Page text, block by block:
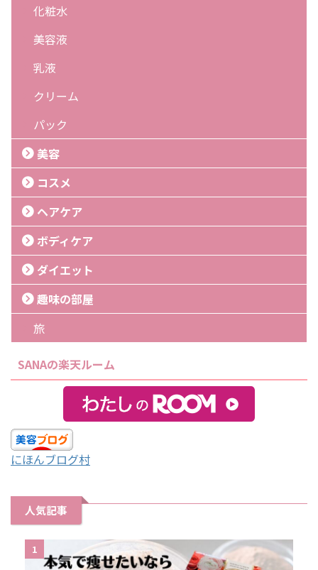
化粧水
美容液
乳液
クリーム
パック
美容
コスメ
ヘアケア
ボディケア
ダイエット
趣味の部屋
旅
SANAの楽天ルーム
にほんブログ村
人気記事
1